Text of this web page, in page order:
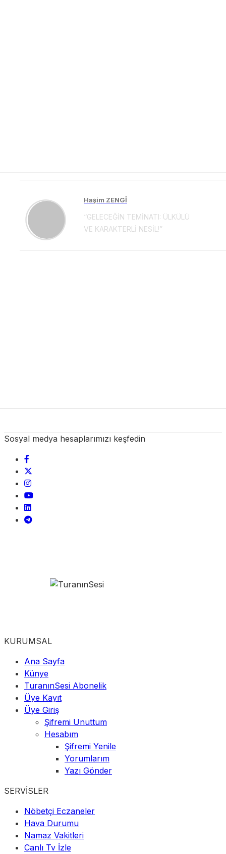
Haşim ZENGİ
“GELECEĞİN TEMİNATI: ÜLKÜLÜ
VE KARAKTERLİ NESİL!”
Sosyal medya hesaplarımızı keşfedin
KURUMSAL
Ana Sayfa
Künye
TuranınSesi Abonelik
Üye Kayıt
Üye Giriş
Şifremi Unuttum
Hesabım
Şifremi Yenile
Yorumlarım
Yazı Gönder
SERVİSLER
Nöbetçi Eczaneler
Hava Durumu
Namaz Vakitleri
Canlı Tv İzle